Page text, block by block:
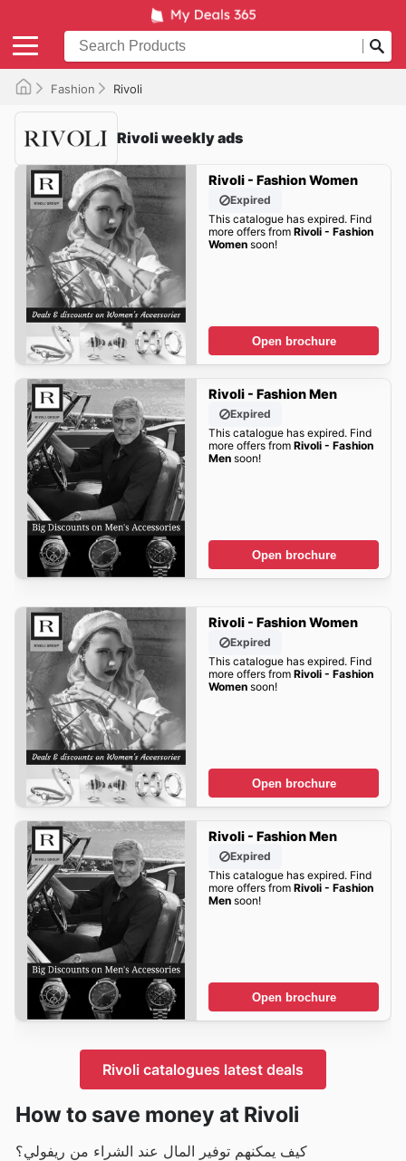
Fashion Rivoli
Rivoli weekly ads
Rivoli - Fashion Women
Expired
This catalogue has expired. Find
more offers from Rivoli - Fashion
Womensoon!
Open brochure
Rivoli - Fashion Men
Expired
This catalogue has expired. Find
more offers from Rivoli - Fashion
Mensoon!
Open brochure
Rivoli - Fashion Women
Expired
This catalogue has expired. Find
more offers from Rivoli - Fashion
Womensoon!
Open brochure
Rivoli - Fashion Men
Expired
This catalogue has expired. Find
more offers from Rivoli - Fashion
Mensoon!
Open brochure
Rivoli catalogues latest deals
How to save money at Rivoli
كيف يمكنهم توفير المال عند الشراء من ريفولي؟